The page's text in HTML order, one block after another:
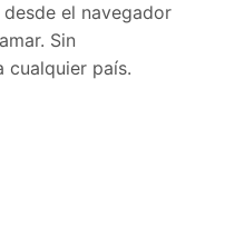
el navegador
Sin
cualquier país.